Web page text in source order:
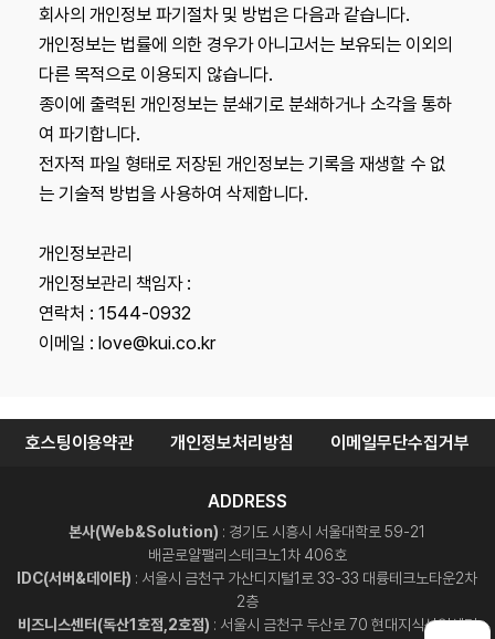
회사의 개인정보 파기절차 및 방법은 다음과 같습니다.
개인정보는 법률에 의한 경우가 아니고서는 보유되는 이외의
다른 목적으로 이용되지 않습니다.
종이에 출력된 개인정보는 분쇄기로 분쇄하거나 소각을 통하
여 파기합니다.
전자적 파일 형태로 저장된 개인정보는 기록을 재생할 수 없
는 기술적 방법을 사용하여 삭제합니다.
개인정보관리
개인정보관리 책임자 :
연락처 : 1544-0932
이메일 : love@kui.co.kr
호스팅이용약관 개인정보처리방침 이메일무단수집거부
ADDRESS
본사(Web&Solution) : 경기도 시흥시 서울대학로 59-21
배곧로얄팰리스테크노1차 406호
IDC(서버&데이타) : 서울시 금천구 가산디지털1로 33-33 대륭테크노타운2차
2층
비즈니스센터(독산1호점,2호점) : 서울시 금천구 두산로 70 현대지식산업센터